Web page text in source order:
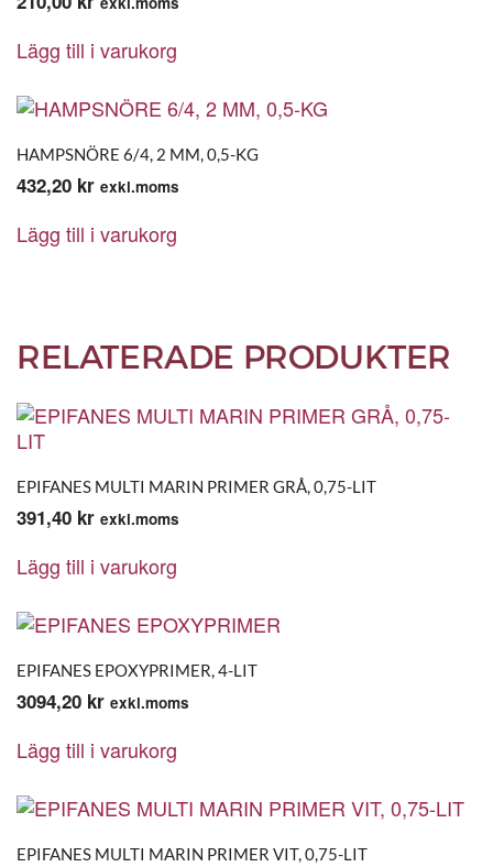
Lägg till i varukorg
HAMPSNÖRE 6/4, 2 MM, 0,5-KG
432,20 kr exkl.moms
Lägg till i varukorg
RELATERADE PRODUKTER
EPIFANES MULTI MARIN PRIMER GRÅ, 0,75-LIT
391,40 kr exkl.moms
Lägg till i varukorg
EPIFANES EPOXYPRIMER, 4-LIT
3094,20 kr exkl.moms
Lägg till i varukorg
EPIFANES MULTI MARIN PRIMER VIT, 0,75-LIT